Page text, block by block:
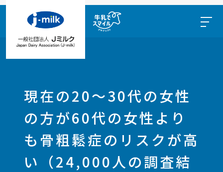
現在の20〜30代の女性
の方が60代の女性より
も骨粗鬆症のリスクが高
い（24,000人の調査結